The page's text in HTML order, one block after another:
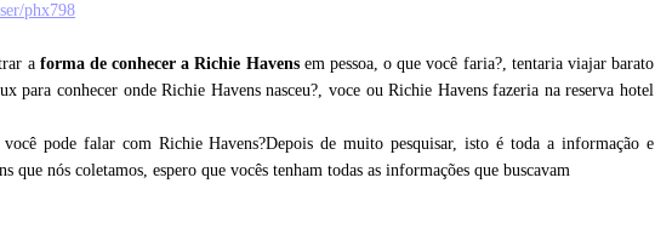
phx798
a forma de conhecer a Richie Havensem pessoa, o que você faria?, tentaria viajar barato
para conhecer onde Richie Havens nasceu?, voce ou Richie Havens fazeria na reserva hotel
pode falar com Richie Havens?Depois de muito pesquisar, isto é toda a informação e
que nós coletamos, espero que vocês tenham todas as informações que buscavam